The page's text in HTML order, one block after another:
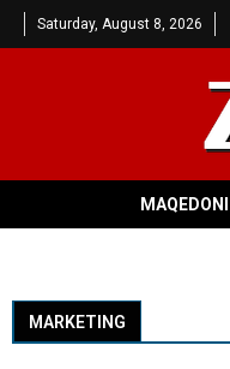
Saturday, August 8, 2026
MAQEDONI
MARKETING